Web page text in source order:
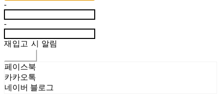
-
-
재입고 시 알림
페이스북
카카오톡
네이버 블로그